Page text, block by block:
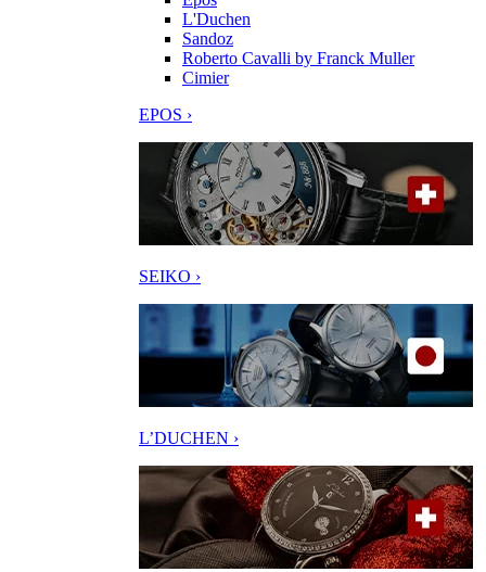
L'Duchen
Sandoz
Roberto Cavalli by Franck Muller
Cimier
EPOS ›
SEIKO ›
L’DUCHEN ›